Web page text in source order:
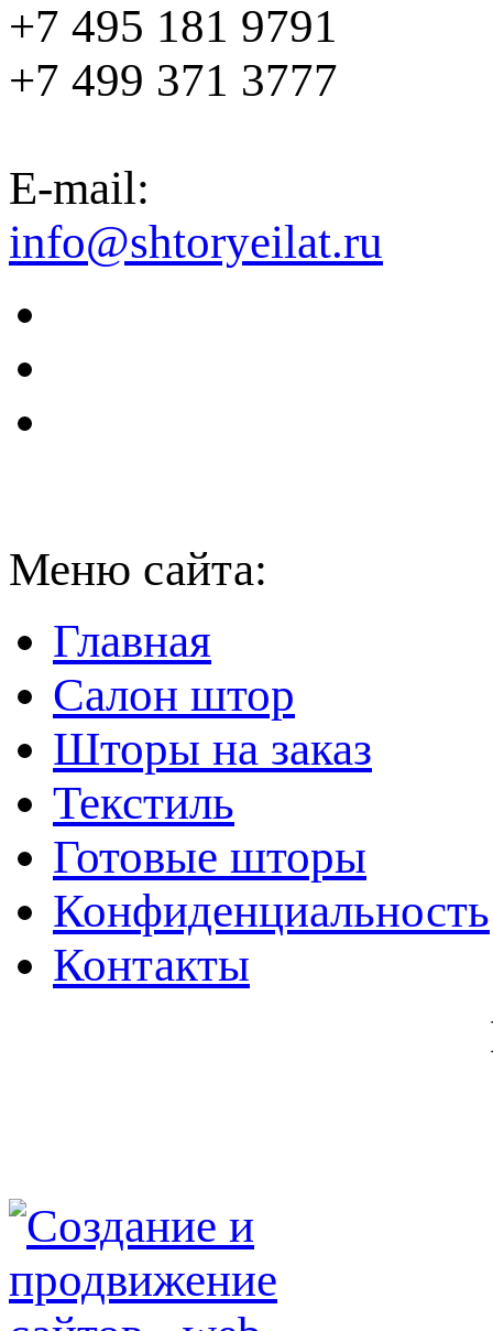
+7 495 181 9791
+7 499 371 3777
E-mail:
info@shtoryeilat.ru
Меню сайта:
Главная
Салон штор
Шторы на заказ
Текстиль
Готовые шторы
Конфиденциальность
Контакты